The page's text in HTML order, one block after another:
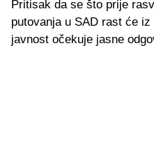
Pritisak da se što prije
putovanja u SAD rast će
javnost očekuje jasne